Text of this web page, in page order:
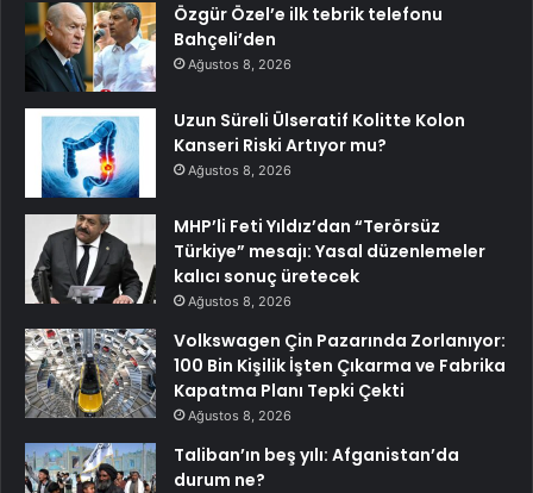
Özgür Özel’e ilk tebrik telefonu
Bahçeli’den
Ağustos 8, 2026
Uzun Süreli Ülseratif Kolitte Kolon
Kanseri Riski Artıyor mu?
Ağustos 8, 2026
MHP’li Feti Yıldız’dan “Terörsüz
Türkiye” mesajı: Yasal düzenlemeler
kalıcı sonuç üretecek
Ağustos 8, 2026
Volkswagen Çin Pazarında Zorlanıyor:
100 Bin Kişilik İşten Çıkarma ve Fabrika
Kapatma Planı Tepki Çekti
Ağustos 8, 2026
Taliban’ın beş yılı: Afganistan’da
durum ne?